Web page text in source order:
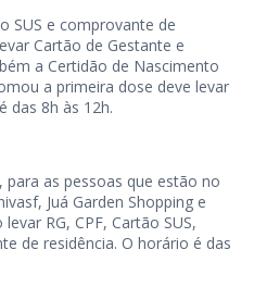
SUS e comprovante de
Cartão de Gestante e
a Certidão de Nascimento
a primeira dose deve levar
das 8h às 12h.
para as pessoas que estão no
Juá Garden Shopping e
RG, CPF, Cartão SUS,
de residência. O horário é das